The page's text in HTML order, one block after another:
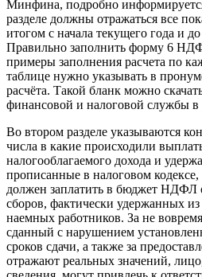
Минфина, подробно
разделе должны отражаться все
итогом с начала текущего года и
Правильно заполнить форму 6
примеры заполнения расчета по
таблице нужно указывать в
расчёта. Такой бланк можно
финансовой и налоговой службы
Во втором разделе указываются
числа в какие происходили
налогооблагаемого дохода и
прописанные в налоговом кодексе,
должен заплатить в бюджет НДФЛ
сборов, фактически удержанных
наемных работников. За не
сданный с нарушением
сроков сдачи, а также за
отражают реальных значений,